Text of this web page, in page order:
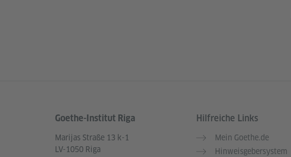
Service- und Informationsbereich
Goethe-Institut Riga
Marijas Straße 13 k-1
LV-1050 Riga
Hilfreiche Links
Mein Goethe.de
Hinweisgebersystem